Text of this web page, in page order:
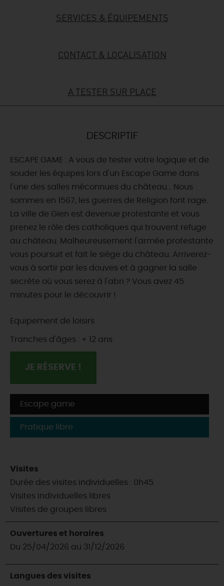
DEMAIN
CE WEEK-END
CETTE SEMAINE
TOUT L'AGENDA
SERVICES & ÉQUIPEMENTS
CONTACT & LOCALISATION
A TESTER SUR PLACE
DESCRIPTIF
ESCAPE GAME : A vous de tester votre logique et de
souder les équipes lors d'un Escape Game dans
l'une des salles méconnues du château... Nous
sommes en 1567, les guerres de Religion font rage.
La ville de Gien est devenue protestante et vous
prenez le rôle des catholiques qui trouvent refuge
au château. Malheureusement l'armée protestante
vous poursuit et fait le siège du château. Arriverez-
vous à sortir par les douves et à gagner la salle
secrète où vous serez à l'abri ? Vous avez 45
minutes pour le découvrir !
Equipement de loisirs
Tranches d'âges : + 12 ans
JE RÉSERVE !
Escape game
Pratique libre
Visites
Durée des visites individuelles : 0h45
Visites individuelles libres
Visites de groupes libres
Ouvertures et horaires
Du 25/04/2026 au 31/12/2026
Langues des visites